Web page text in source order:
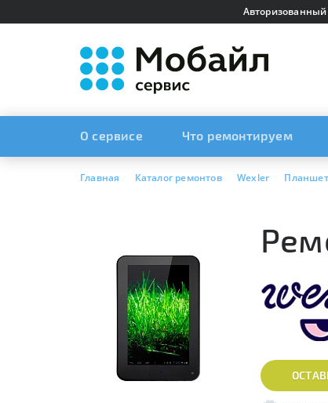
О сервисе Что ремонтируем
Главная Каталог ремонтов Wexler